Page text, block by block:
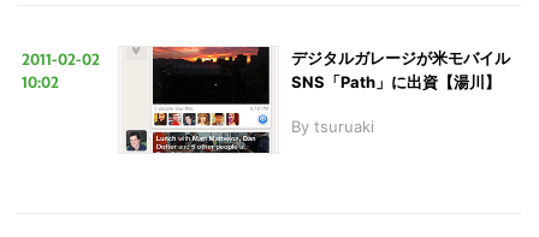
2011-02-02
10:02
デジタルガレージが米モバイル
SNS「Path」に出資【湯川】
By tsuruaki